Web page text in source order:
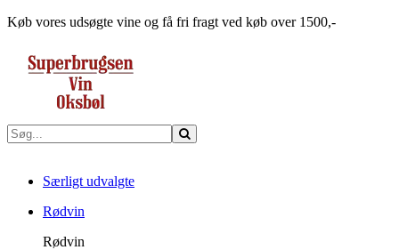
Køb vores udsøgte vine og få fri fragt ved køb over 1500,-
Særligt udvalgte
Rødvin
Rødvin